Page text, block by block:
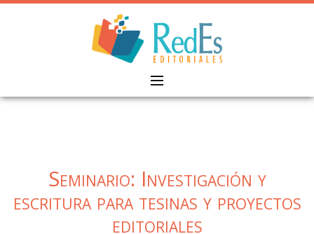
Skip
Seminario: Investigación y
escritura para tesinas y proyectos
editoriales